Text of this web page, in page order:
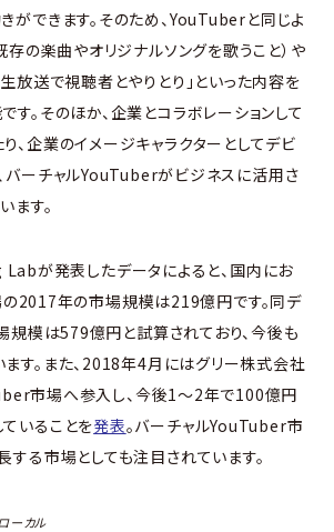
ができます。そのため、YouTuberと同じよ
存の楽曲やオリジナルソングを歌うこと）や
生放送で視聴者とやりとり」といった内容を
す。そのほか、企業とコラボレーションして
、企業のイメージキャラクターとしてデビ
バーチャルYouTuberがビジネスに活用さ
ます。
が発表したデータによると、国内にお
2017年の市場規模は219億円です。同デ
模は579億円と試算されており、今後も
す。また、2018年4月にはグリー株式会社
市場へ参入し、今後1～2年で100億円
いることを発表。バーチャルYouTuber市
する市場としても注目されています。
ーカル